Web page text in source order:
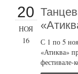
20
НОЯ
16
С 1 по 5
«Атиква»
фестивале-